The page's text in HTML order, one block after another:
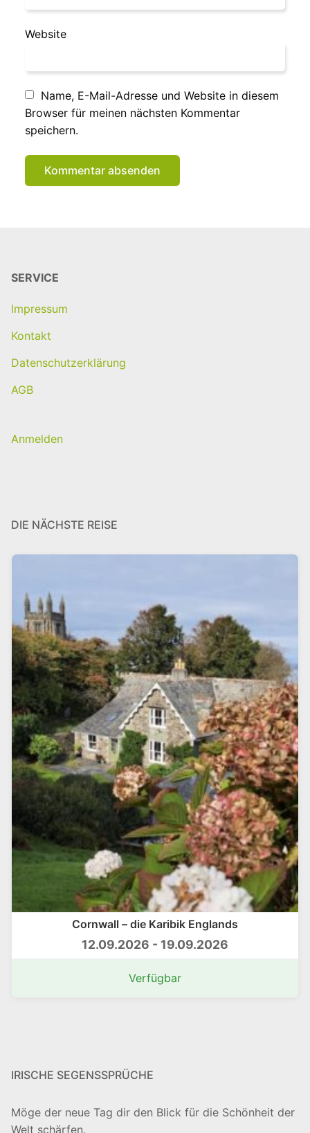
Website
Name, E-Mail-Adresse und Website in diesem
Browser für meinen nächsten Kommentar
speichern.
SERVICE
Impressum
Kontakt
Datenschutzerklärung
AGB
Anmelden
DIE NÄCHSTE REISE
Cornwall – die Karibik Englands
12.09.2026 - 19.09.2026
Verfügbar
IRISCHE SEGENSSPRÜCHE
Möge der neue Tag dir den Blick für die Schönheit der
Welt schärfen.